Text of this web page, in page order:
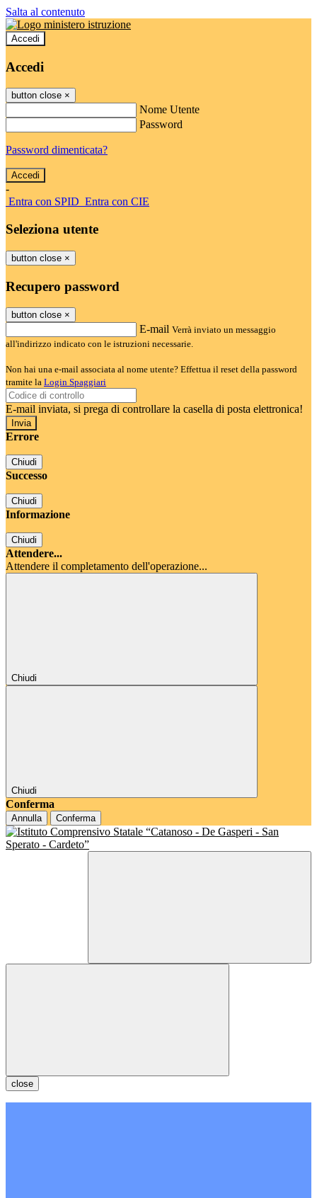
Salta al contenuto
Accedi
Accedi
button close ×
Nome Utente
Password
Password dimenticata?
-
Entra con SPID Entra con CIE
Seleziona utente
button close ×
Recupero password
button close ×
E-mail Verrà inviato un messaggio
all'indirizzo indicato con le istruzioni necessarie.
Non hai una e-mail associata al nome utente? Effettua il reset della password
tramite la Login Spaggiari
E-mail inviata, si prega di controllare la casella di posta elettronica!
Errore
Chiudi
Successo
Chiudi
Informazione
Chiudi
Attendere...
Attendere il completamento dell'operazione...
Chiudi
Chiudi
Conferma
Annulla Conferma
close